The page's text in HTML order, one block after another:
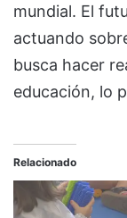
mundial. El
actuando
busca hacer
educación, lo
Relacionado